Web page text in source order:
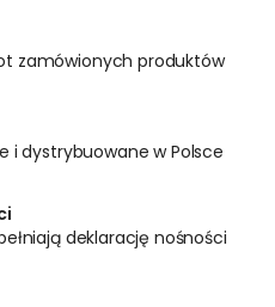
zamówionych produktów
i dystrybuowane w Polsce
deklarację nośności